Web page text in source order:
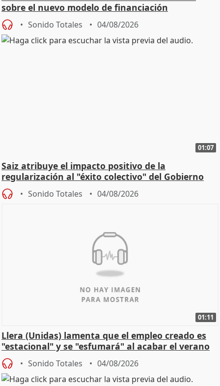
sobre el nuevo modelo de financiación
Sonido Totales 04/08/2026
01:07
Saiz atribuye el impacto positivo de la
regularización al "éxito colectivo" del Gobierno
Sonido Totales 04/08/2026
01:11
Llera (Unidas) lamenta que el empleo creado es
"estacional" y se "esfumará" al acabar el verano
Sonido Totales 04/08/2026